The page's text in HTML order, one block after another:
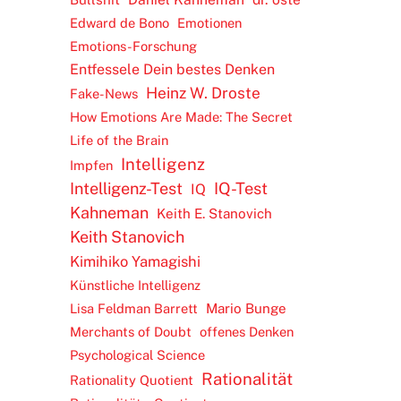
Edward de Bono
Emotionen
Emotions-Forschung
Entfessele Dein bestes Denken
Fake-News Heinz W. Droste
How Emotions Are Made: The Secret
Life of the Brain
Impfen
Intelligenz
Intelligenz-Test IQ IQ-Test
Kahneman
Keith E. Stanovich
Keith Stanovich
Kimihiko Yamagishi
Künstliche Intelligenz
Lisa Feldman Barrett
Mario Bunge
Merchants of Doubt offenes Denken
Psychological Science
Rationality Quotient
Rationalität